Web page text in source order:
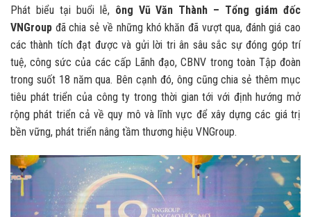
Phát biểu tại buổi lễ, ông Vũ Văn Thành – Tổng giám đốc
VNGroup đã chia sẻ về những khó khăn đã vượt qua, đánh giá cao
các thành tích đạt được và gửi lời tri ân sâu sắc sự đóng góp trí
tuệ, công sức của các cấp Lãnh đạo, CBNV trong toàn Tập đoàn
trong suốt 18 năm qua. Bên cạnh đó, ông cũng chia sẻ thêm mục
tiêu phát triển của công ty trong thời gian tới với định hướng mở
rộng phát triển cả về quy mô và lĩnh vực để xây dựng các giá trị
bền vững, phát triển nâng tầm thương hiệu VNGroup.